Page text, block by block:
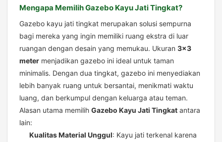
Mengapa Memilih Gazebo Kayu Jati Tingkat?
Gazebo kayu jati tingkat merupakan solusi sempurna
bagi mereka yang ingin memiliki ruang ekstra di luar
ruangan dengan desain yang memukau. Ukuran 3×3
meter menjadikan gazebo ini ideal untuk taman
minimalis. Dengan dua tingkat, gazebo ini menyediakan
lebih banyak ruang untuk bersantai, menikmati waktu
luang, dan berkumpul dengan keluarga atau teman.
Alasan utama memilih Gazebo Kayu Jati Tingkat antara
lain:
Kualitas Material Unggul: Kayu jati terkenal karena